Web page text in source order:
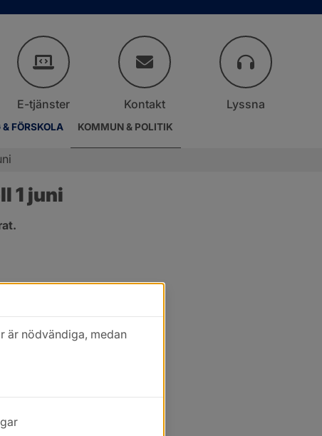
FÖRSKOLA KOMMUN & POLITIK
E-tjänster Kontakt Lyssna
1 juni
är nödvändiga, medan